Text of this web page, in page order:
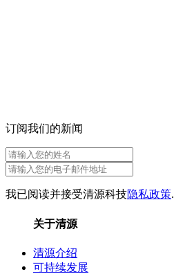
订阅我们的新闻
我已阅读并接受清源科技隐私政策.
关于清源
清源介绍
可持续发展